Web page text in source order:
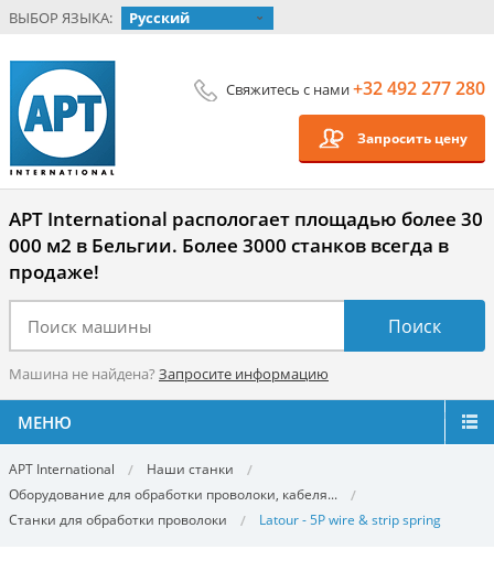
ВЫБОР ЯЗЫКА: Русский
Свяжитесь с нами+32 492 277 280
Запросить цену
APT International распологает площадью более 30
000 м2 в Бельгии. Более 3000 станков всегда в
продаже!
Машина не найдена? Запросите информацию
МЕНЮ
APT International
Наши станки
Оборудование для обработки проволоки, кабеля...
Станки для обработки проволоки
Latour - 5P wire & strip spring